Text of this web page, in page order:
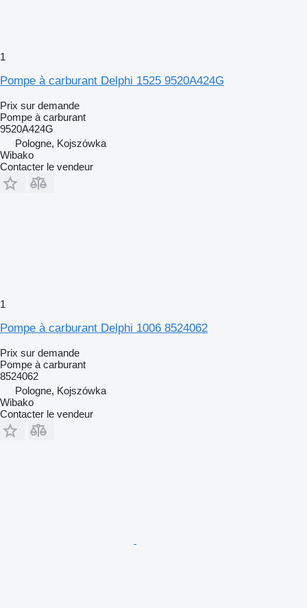
1
Pompe à carburant Delphi 1525 9520A424G
Prix sur demande
Pompe à carburant
9520A424G
Pologne, Kojszówka
Wibako
Contacter le vendeur
1
Pompe à carburant Delphi 1006 8524062
Prix sur demande
Pompe à carburant
8524062
Pologne, Kojszówka
Wibako
Contacter le vendeur